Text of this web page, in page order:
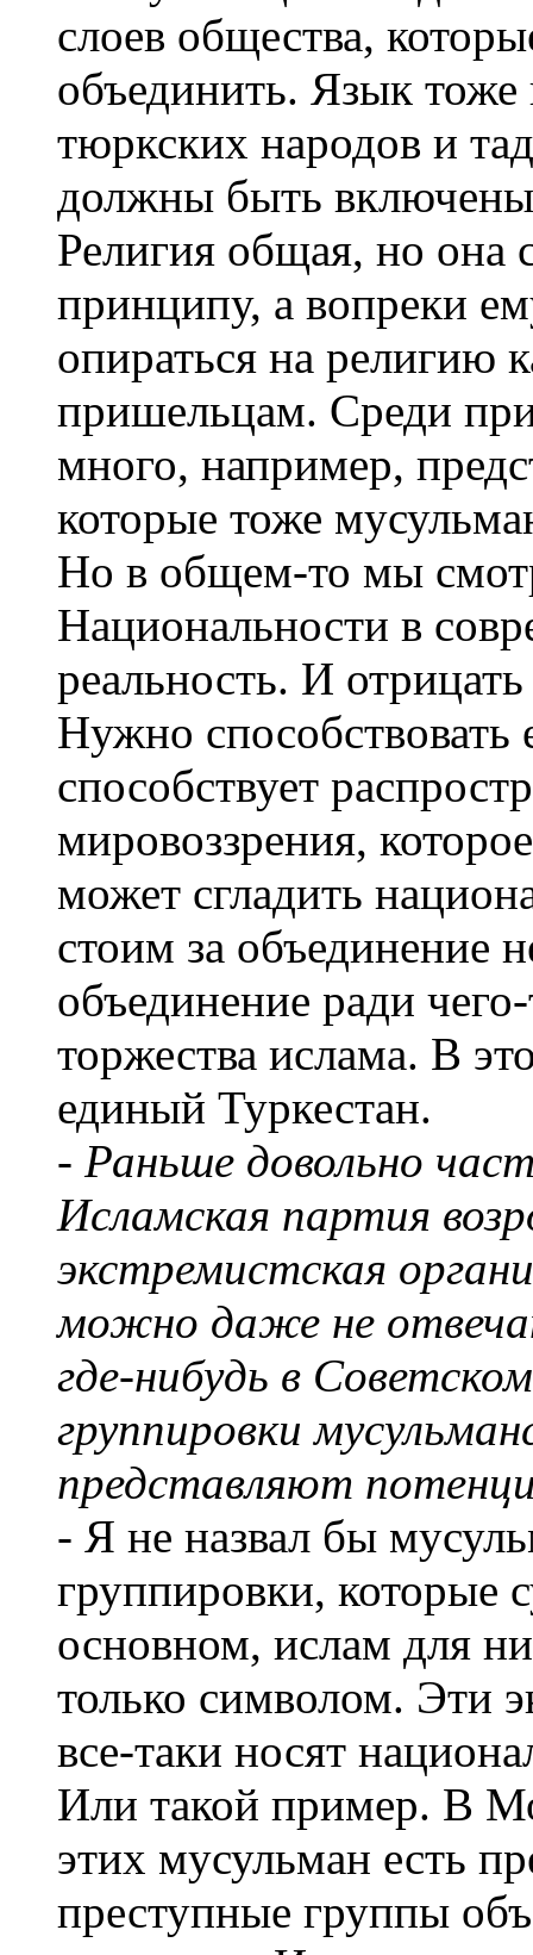
слоев общества,
объединить. Язык тоже
тюркских народов и
должны быть включены
Религия общая, но она
принципу, а вопреки
опираться на религию
пришельцам. Среди
много, например,
которые тоже
Но в общем-то мы
Национальности в
реальность. И отрицать
Нужно способствовать
способствует
мировоззрения,
может сгладить
стоим за объединение
объединение ради
торжества ислама. В
единый Туркестан.
- Раньше довольно
Исламская партия
экстремистская
можно даже не
где-нибудь в
группировки
представляют
- Я не назвал бы
группировки, которые
основном, ислам для
только символом. Эти
все-таки носят
Или такой пример. В
этих мусульман есть
преступные группы